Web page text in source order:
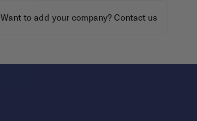
Want to add your company? Contact us